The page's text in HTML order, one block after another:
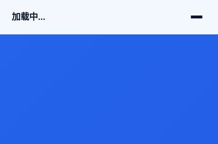
加载中...